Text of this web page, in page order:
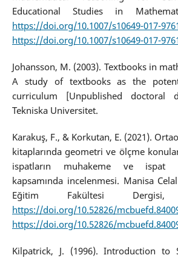
Educational Studies in
https://doi.org/10.1007/s10649-017-
https://doi.org/10.1007/s10649-017-
Johansson, M. (2003). Textbooks in
A study of textbooks as the
curriculum [Unpublished doctoral
Tekniska Universitet.
Karakuş, F., & Korkutan, E. (2021).
kitaplarında geometri ve ölçme
ispatların muhakeme ve ispat
kapsamında incelenmesi. Manisa
Eğitim Fakültesi
https://doi.org/10.52826/
https://doi.org/10.52826/
Kilpatrick, J. (1996). Introduction to